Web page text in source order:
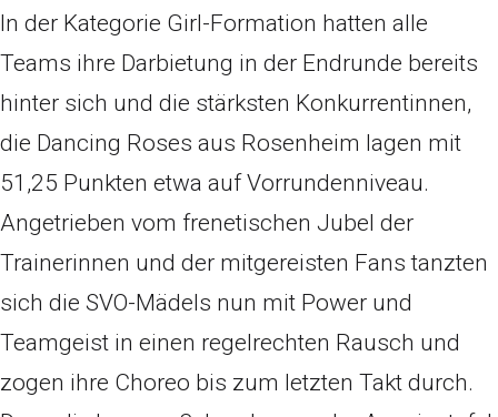
In der Kategorie Girl-Formation hatten alle
Teams ihre Darbietung in der Endrunde bereits
hinter sich und die stärksten Konkurrentinnen,
die Dancing Roses aus Rosenheim lagen mit
51,25 Punkten etwa auf Vorrundenniveau.
Angetrieben vom frenetischen Jubel der
Trainerinnen und der mitgereisten Fans tanzten
sich die SVO-Mädels nun mit Power und
Teamgeist in einen regelrechten Rausch und
zogen ihre Choreo bis zum letzten Takt durch.